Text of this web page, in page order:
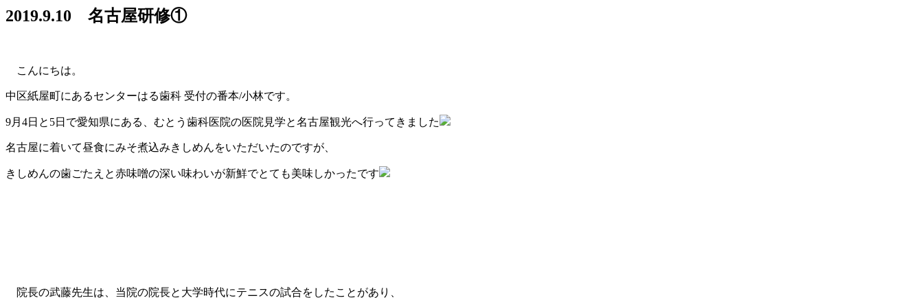
2019.9.10 名古屋研修①
こんにちは。
中区紙屋町にあるセンターはる歯科 受付の番本/小林です。
9月4日と5日で愛知県にある、むとう歯科医院の医院見学と名古屋観光へ行ってきました
名古屋に着いて昼食にみそ煮込みきしめんをいただいたのですが、
きしめんの歯ごたえと赤味噌の深い味わいが新鮮でとても美味しかったです
院長の武藤先生は、当院の院長と大学時代にテニスの試合をしたことがあり、